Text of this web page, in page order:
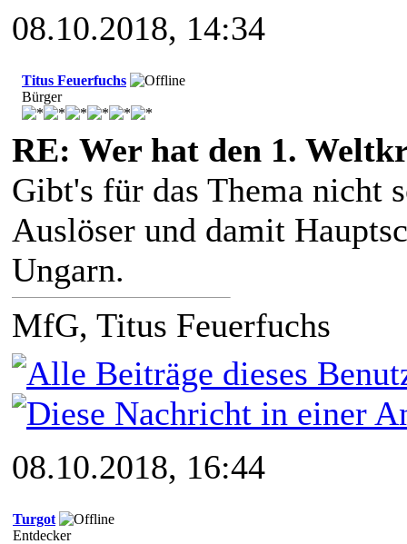
08.10.2018, 14:34
Titus Feuerfuchs
Bürger
RE: Wer hat den 1.
Gibt's für das Thema nicht
Auslöser und damit
Ungarn.
MfG, Titus Feuerfuchs
08.10.2018, 16:44
Turgot
Entdecker